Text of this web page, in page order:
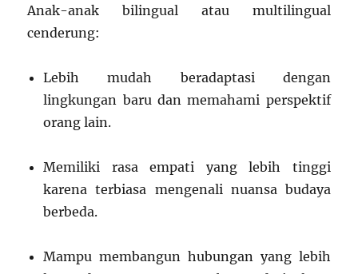
Anak-anak bilingual atau multilingual
cenderung:
Lebih mudah beradaptasi dengan
lingkungan baru dan memahami perspektif
orang lain.
Memiliki rasa empati yang lebih tinggi
karena terbiasa mengenali nuansa budaya
berbeda.
Mampu membangun hubungan yang lebih